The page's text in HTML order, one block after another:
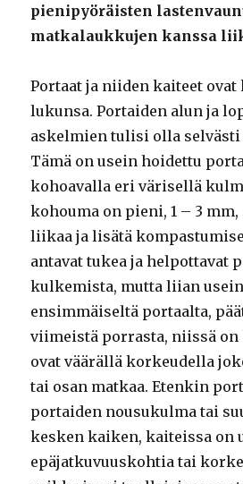
pienipyöräisten
matkalaukkujen kanssa
Portaat ja niiden kaiteet ovat
lukunsa. Portaiden alun ja
askelmien tulisi olla selvästi
Tämä on usein hoidettu
kohoavalla eri värisellä
kohouma on pieni, 1 – 3
liikaa ja lisätä
antavat tukea ja helpottavat
kulkemista, mutta liian
ensimmäiseltä portaalta,
viimeistä porrasta, niissä
ovat väärällä korkeudella
tai osan matkaa. Etenkin
portaiden nousukulma tai
kesken kaiken, kaiteissa on
epäjatkuvuuskohtia tai